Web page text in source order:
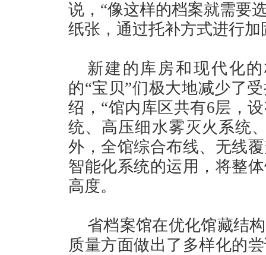
说，“像这样的档案就需要
纸张，通过托补方式进行加
新建的库房和现代化
的“宝贝”们极大地减少了
绍，“馆内库区共有6层，
统、高压细水雾灭火系统
外，全馆综合布线、无线
智能化系统的运用，将整
高度。
省档案馆在优化馆藏结
质量方面做出了多样化的